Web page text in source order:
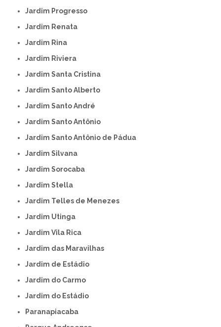
Jardim Progresso
Jardim Renata
Jardim Rina
Jardim Riviera
Jardim Santa Cristina
Jardim Santo Alberto
Jardim Santo André
Jardim Santo Antônio
Jardim Santo Antônio de Pádua
Jardim Silvana
Jardim Sorocaba
Jardim Stella
Jardim Telles de Menezes
Jardim Utinga
Jardim Vila Rica
Jardim das Maravilhas
Jardim de Estádio
Jardim do Carmo
Jardim do Estádio
Paranapiacaba